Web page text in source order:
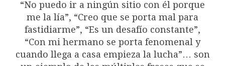
“No puedo ir a ningún sitio con él porque
me la lía”, “Creo que se porta mal para
fastidiarme”, “Es un desafío constante”,
“Con mi hermano se porta fenomenal y
cuando llega a casa empieza la lucha”… son